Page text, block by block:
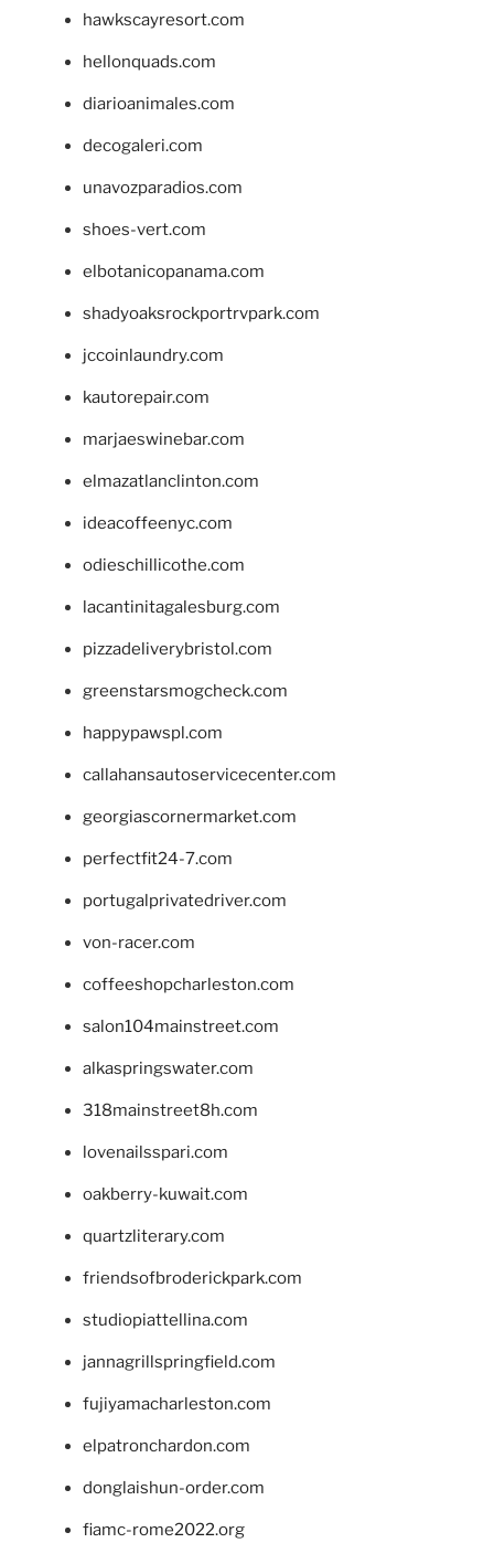
hawkscayresort.com
hellonquads.com
diarioanimales.com
decogaleri.com
unavozparadios.com
shoes-vert.com
elbotanicopanama.com
shadyoaksrockportrvpark.com
jccoinlaundry.com
kautorepair.com
marjaeswinebar.com
elmazatlanclinton.com
ideacoffeenyc.com
odieschillicothe.com
lacantinitagalesburg.com
pizzadeliverybristol.com
greenstarsmogcheck.com
happypawspl.com
callahansautoservicecenter.com
georgiascornermarket.com
perfectfit24-7.com
portugalprivatedriver.com
von-racer.com
coffeeshopcharleston.com
salon104mainstreet.com
alkaspringswater.com
318mainstreet8h.com
lovenailsspari.com
oakberry-kuwait.com
quartzliterary.com
friendsofbroderickpark.com
studiopiattellina.com
jannagrillspringfield.com
fujiyamacharleston.com
elpatronchardon.com
donglaishun-order.com
fiamc-rome2022.org